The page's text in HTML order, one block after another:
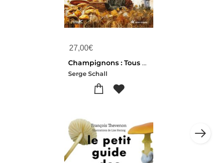
27,00€
Champignons : Tous Les Savoirs, Toutes Les Histoires, Tous Les Pouvoirs, Tous Les Espoirs...
Serge Schall